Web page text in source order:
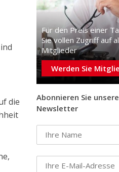
die
Für den Preis einer
Sie vollen Zugriff auf
Mitglieder
Werden Sie
Abonnieren Sie
Newsletter